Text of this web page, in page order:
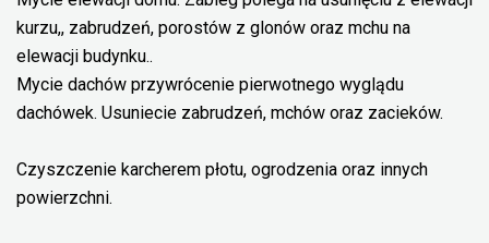
kurzu,, zabrudzeń, porostów z glonów oraz mchu na
elewacji budynku..
Mycie dachów przywrócenie pierwotnego wyglądu
dachówek. Usuniecie zabrudzeń, mchów oraz zacieków.
Czyszczenie karcherem płotu, ogrodzenia oraz innych
powierzchni.